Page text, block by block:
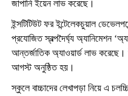
জাপানি ইয়েন লাভ করেছে।
ইন্সটিটিউট ফর ইন্টেলেকচুয়াল
প্রযোজিত স্বল্পদৈর্ঘ্য অ্যানিমেশন
আন্তর্জাতিক অ্যাওয়ার্ড লাভ করেছে।
আগস্ট অনুষ্ঠিত হয়।
স্কুলে বাচ্চাদের লেখাপড়া নিয়ে এ